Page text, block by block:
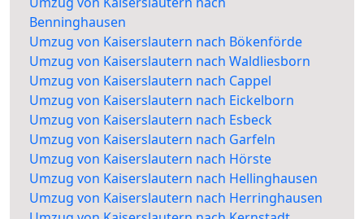
Benninghausen
Umzug von Kaiserslautern nach Bökenförde
Umzug von Kaiserslautern nach Waldliesborn
Umzug von Kaiserslautern nach Cappel
Umzug von Kaiserslautern nach Eickelborn
Umzug von Kaiserslautern nach Esbeck
Umzug von Kaiserslautern nach Garfeln
Umzug von Kaiserslautern nach Hörste
Umzug von Kaiserslautern nach Hellinghausen
Umzug von Kaiserslautern nach Herringhausen